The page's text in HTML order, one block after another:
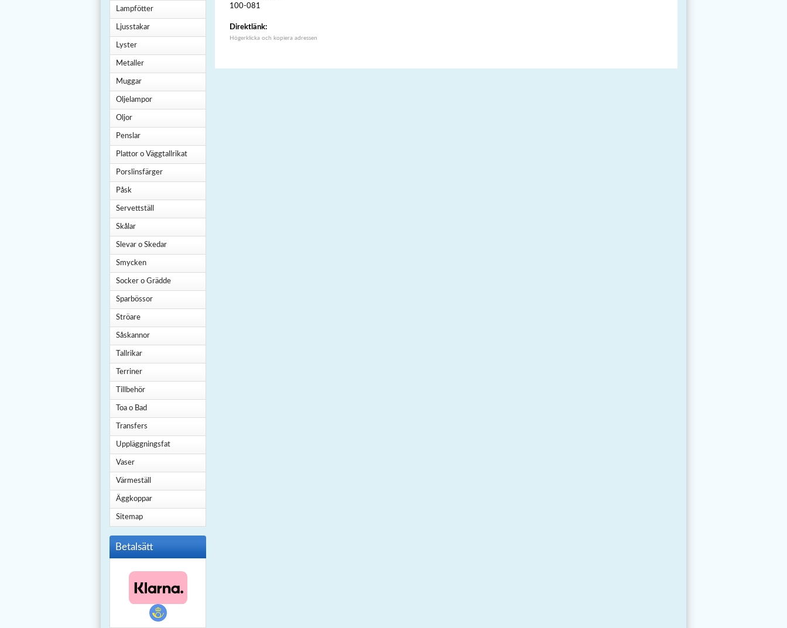
Lampfötter
Ljusstakar
Lyster
Metaller
Muggar
Oljelampor
Oljor
Penslar
Plattor o Väggtallrikat
Porslinsfärger
Påsk
Servettställ
Skålar
Slevar o Skedar
Smycken
Socker o Grädde
Sparbössor
Ströare
Såskannor
Tallrikar
Terriner
Tillbehör
Toa o Bad
Transfers
Uppläggningsfat
Vaser
Värmeställ
Äggkoppar
Sitemap
Betalsätt
100-081
Direktlänk:
Högerklicka och kopiera adressen